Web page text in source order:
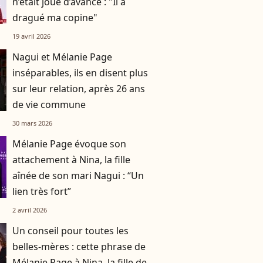
dragué ma copine"
19 avril 2026
Nagui et Mélanie Page
inséparables, ils en disent plus
sur leur relation, après 26 ans
de vie commune
30 mars 2026
Mélanie Page évoque son
attachement à Nina, la fille
aînée de son mari Nagui : “Un
lien très fort”
2 avril 2026
Un conseil pour toutes les
belles-mères : cette phrase de